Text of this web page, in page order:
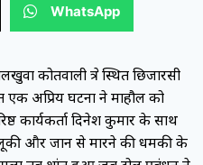
WhatsApp
कोतवाली क्षेत्र स्थित छिजारसी
एक अप्रिय घटना ने माहौल को
कार्यकर्ता दिनेश कुमार के साथ
और जान से मारने की धमकी के